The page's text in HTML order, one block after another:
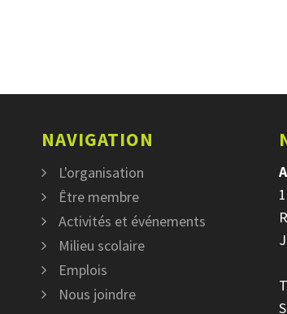
NAVIGATION
L'organisation
Être membre
Activités et événements
Milieu scolaire
Emplois
Nous joindre